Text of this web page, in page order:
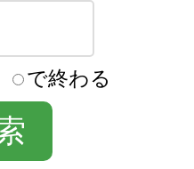
で終わる